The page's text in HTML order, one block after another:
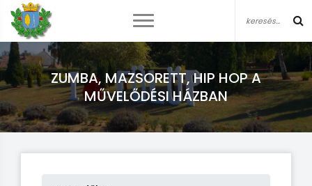
ZUMBA, MAZSORETT, HIP HOP A
MŰVELŐDÉSI HÁZBAN